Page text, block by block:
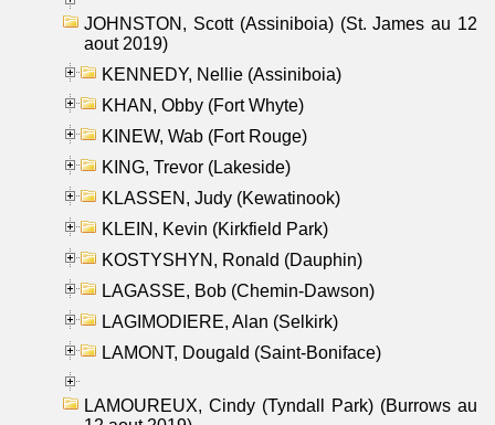
JOHNSTON, Scott (Assiniboia) (St. James au 12
aout 2019)
KENNEDY, Nellie (Assiniboia)
KHAN, Obby (Fort Whyte)
KINEW, Wab (Fort Rouge)
KING, Trevor (Lakeside)
KLASSEN, Judy (Kewatinook)
KLEIN, Kevin (Kirkfield Park)
KOSTYSHYN, Ronald (Dauphin)
LAGASSE, Bob (Chemin-Dawson)
LAGIMODIERE, Alan (Selkirk)
LAMONT, Dougald (Saint-Boniface)
LAMOUREUX, Cindy (Tyndall Park) (Burrows au